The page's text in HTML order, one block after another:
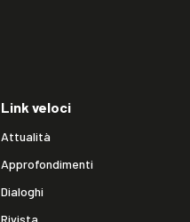
Link veloci
Attualità
Approfondimenti
Dialoghi
Rivista